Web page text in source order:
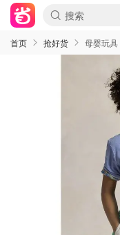
首页 抢好货 母婴玩具